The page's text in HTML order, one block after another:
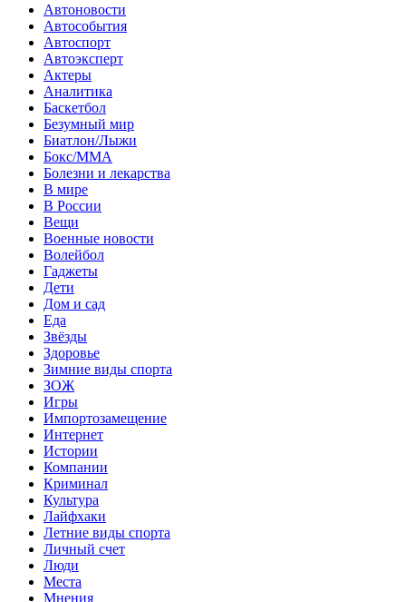
Автоновости
Автособытия
Автоспорт
Автоэксперт
Актеры
Аналитика
Баскетбол
Безумный мир
Биатлон/Лыжи
Бокс/MMA
Болезни и лекарства
В мире
В России
Вещи
Военные новости
Волейбол
Гаджеты
Дети
Дом и сад
Еда
Звёзды
Здоровье
Зимние виды спорта
ЗОЖ
Игры
Импортозамещение
Интернет
Истории
Компании
Криминал
Культура
Лайфхаки
Летние виды спорта
Личный счет
Люди
Места
Мнения